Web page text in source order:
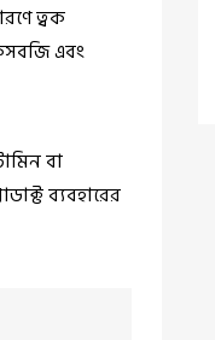
ত্বক
এবং
বা
ব্যবহারের